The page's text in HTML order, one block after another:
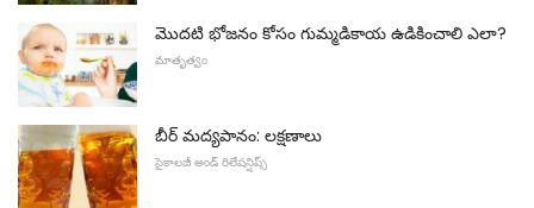
మొదటి భోజనం కోసం గుమ్మడికాయ ఉడికించాలి ఎలా?
మాతృత్వం
బీర్ మద్యపానం: లక్షణాలు
సైకాలజీ అండ్ రిలేషన్షిప్స్